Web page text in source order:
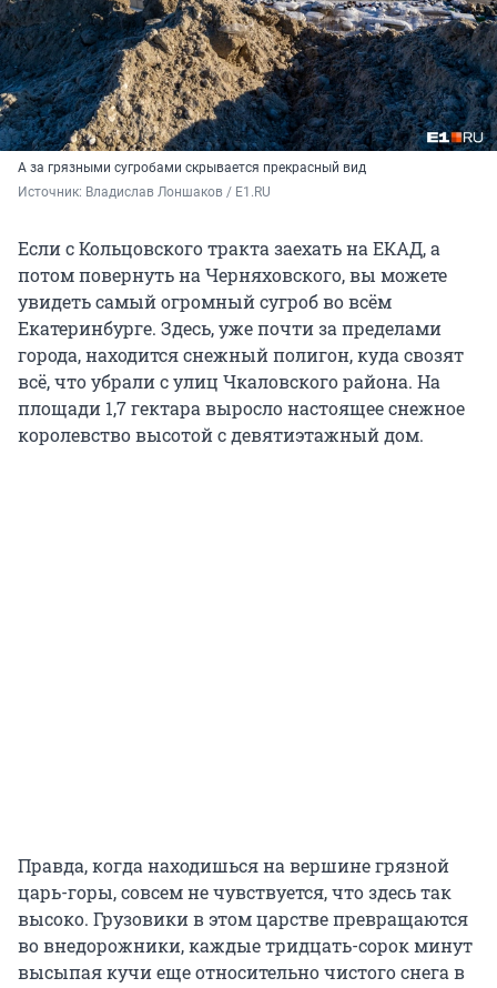
А за грязными сугробами скрывается прекрасный вид
Источник: Владислав Лоншаков / E1.RU
Если с Кольцовского тракта заехать на ЕКАД, а
потом повернуть на Черняховского, вы можете
увидеть самый огромный сугроб во всём
Екатеринбурге. Здесь, уже почти за пределами
города, находится снежный полигон, куда свозят
всё, что убрали с улиц Чкаловского района. На
площади 1,7 гектара выросло настоящее снежное
королевство высотой с девятиэтажный дом.
Правда, когда находишься на вершине грязной
царь-горы, совсем не чувствуется, что здесь так
высоко. Грузовики в этом царстве превращаются
во внедорожники, каждые тридцать-сорок минут
высыпая кучи еще относительно чистого снега в